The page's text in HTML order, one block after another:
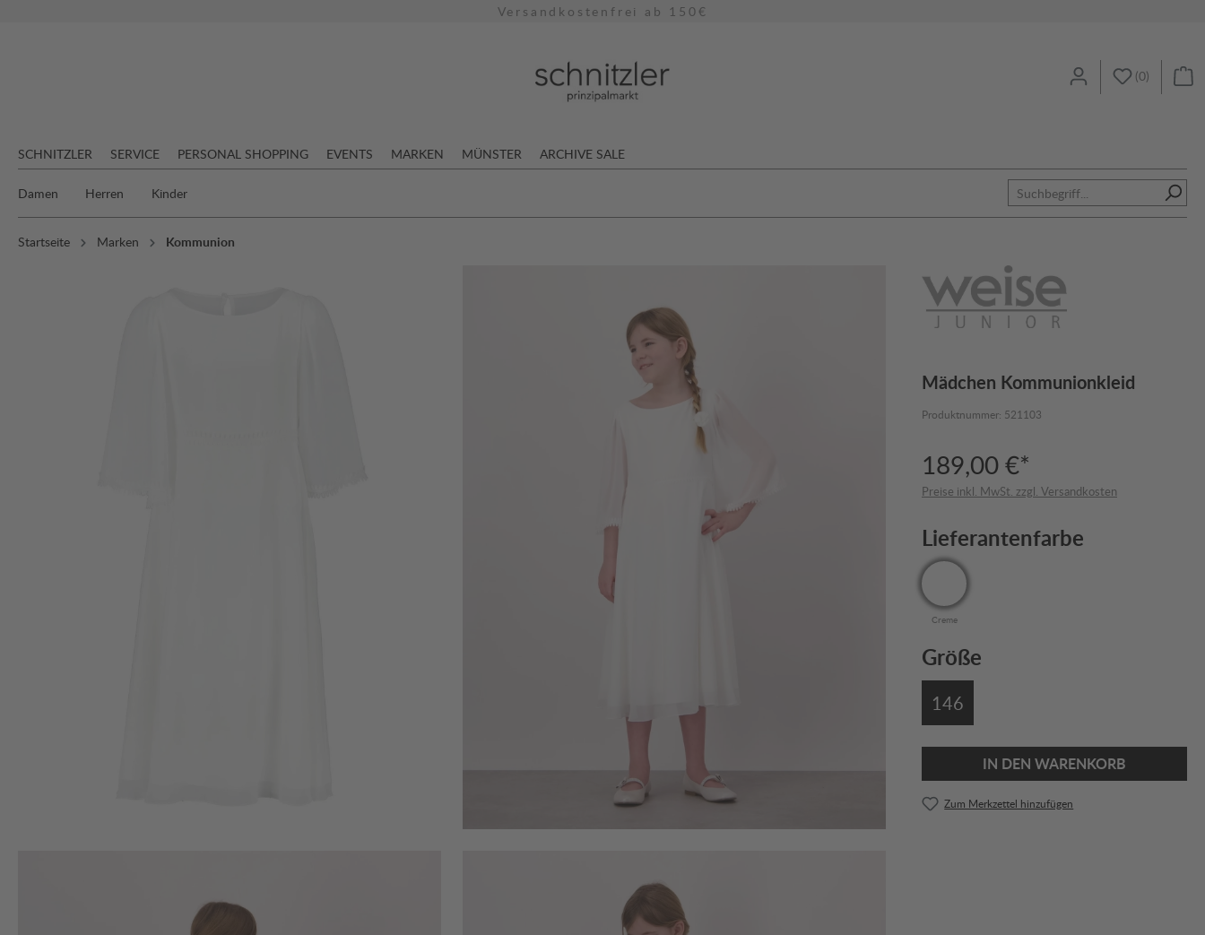
Versandkostenfrei ab 150€
(0)
SCHNITZLER SERVICE PERSONAL SHOPPING EVENTS MARKEN MÜNSTER ARCHIVE SALE
Damen Herren Kinder
Startseite Marken Kommunion
Mädchen Kommunionkleid
Produktnummer: 521103
189,00 €*
Preise inkl. MwSt. zzgl. Versandkosten
Lieferantenfarbe
Creme
Größe
146
IN DEN WARENKORB
Zum Merkzettel hinzufügen